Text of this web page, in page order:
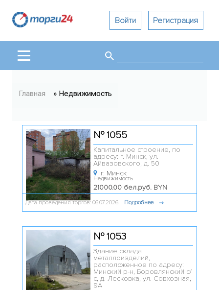
Войти Регистрация
Форма поиска
Главная » Недвижимость
№ 1055
Капитальное строение, по
адресу: г. Минск, ул.
Айвазовского, д. 50
г. Минск
Недвижимость
21000.00 бел.руб. BYN
Дата проведения торгов: 06.07.2026 Подробнее
№ 1053
Здание склада
металлоизделий,
расположенное по адресу:
Минский р-н, Боровлянский с/
с, д. Лесковка, ул. Совхозная,
9А